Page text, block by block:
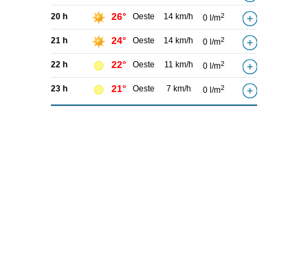
20 h 26° Oeste 14 km/h 0 l/m2
21 h 24° Oeste 14 km/h 0 l/m2
22 h 22° Oeste 11 km/h 0 l/m2
23 h 21° Oeste 7 km/h 0 l/m2